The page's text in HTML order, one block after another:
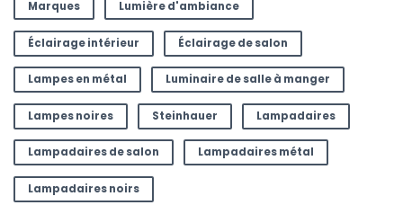
Marques Lumière d'ambiance
Éclairage intérieur Éclairage de salon
Lampes en métal Luminaire de salle à manger
Lampes noires Steinhauer Lampadaires
Lampadaires de salon Lampadaires métal
Lampadaires noirs